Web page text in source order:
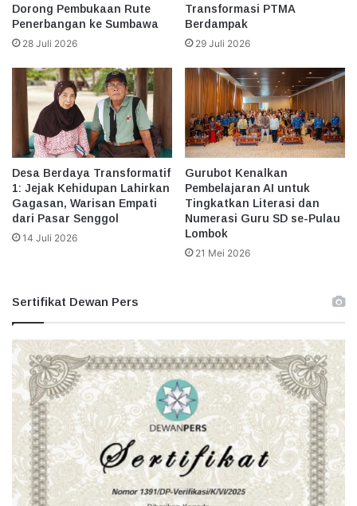
Dorong Pembukaan Rute
Penerbangan ke Sumbawa
28 Juli 2026
Transformasi PTMA
Berdampak
29 Juli 2026
Desa Berdaya Transformatif
1: Jejak Kehidupan Lahirkan
Gagasan, Warisan Empati
dari Pasar Senggol
14 Juli 2026
Gurubot Kenalkan
Pembelajaran AI untuk
Tingkatkan Literasi dan
Numerasi Guru SD se-Pulau
Lombok
21 Mei 2026
Sertifikat Dewan Pers